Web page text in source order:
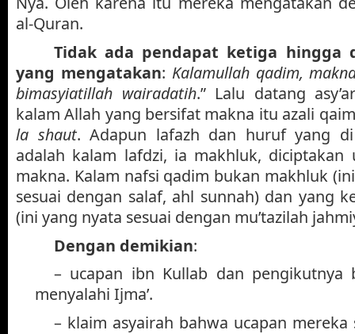
al-Quran.
Tidak ada pendapat ketiga hingga
yang mengatakan: Kalamullah qadim,
bimasyiatillah wairadatih.” Lalu datang
kalam Allah yang bersifat makna itu azali
la shaut. Adapun lafazh dan huruf yang
adalah kalam lafdzi, ia makhluk, diciptakan
makna. Kalam nafsi qadim bukan makhluk
sesuai dengan salaf, ahl sunnah) dan yang
(ini yang nyata sesuai dengan mu’tazilah
Dengan demikian:
– ucapan ibn Kullab dan pengikutnya
menyalahi Ijma’.
– klaim asyairah bahwa ucapan mereka